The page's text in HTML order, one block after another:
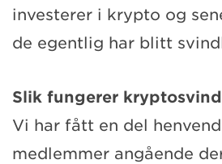
investerer i krypto og
de egentlig har blitt
Slik fungerer
Vi har fått en del
medlemmer angående